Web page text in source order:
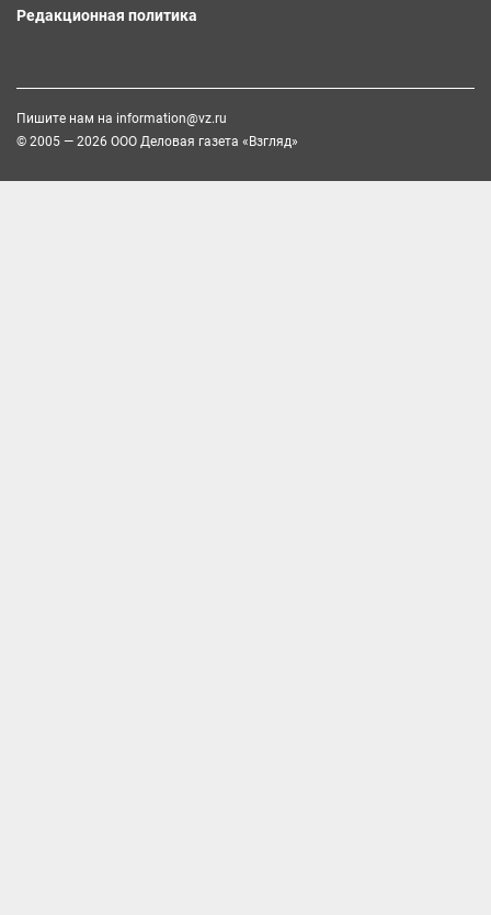
Редакционная политика
Пишите нам на information@vz.ru
© 2005 — 2026 ООО Деловая газета «Взгляд»